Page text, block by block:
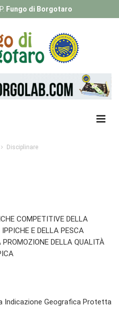
Fungo di Borgotaro
Disciplinare
COMPETITIVE DELLA
E DELLA PESCA
PROMOZIONE DELLA QUALITÀ
Indicazione Geografica Protetta